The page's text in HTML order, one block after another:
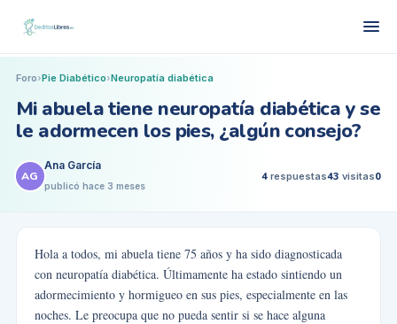
Foro›Pie Diabético›Neuropatía diabética
Mi abuela tiene neuropatía diabética y se
le adormecen los pies, ¿algún consejo?
AG
Ana García
publicó hace 3 meses
4 respuestas43 visitas0
Hola a todos, mi abuela tiene 75 años y ha sido diagnosticada
con neuropatía diabética. Últimamente ha estado sintiendo un
adormecimiento y hormigueo en sus pies, especialmente en las
noches. Le preocupa que no pueda sentir si se hace alguna